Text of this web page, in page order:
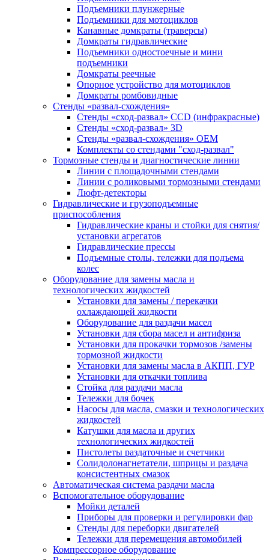
Подъемники плунжерные
Подъемники для мотоциклов
Канавные домкраты (траверсы)
Домкраты гидравлические
Подъемники одностоечные и мини
подъемники
Домкраты реечные
Опорное устройство для мотоциклов
Домкраты ромбовидные
Стенды «развал-схождения»
Стенды «сход-развал» CCD (инфракрасные)
Стенды «сход-развал» 3D
Стенды «развал-схождения» ОЕМ
Комплекты со стендами "сход-развал"
Тормозные стенды и диагностические линии
Линии с площадочными стендами
Линии с роликовыми тормозными стендами
Люфт-детекторы
Гидравлические и грузоподъемные
приспособления
Гидравлические краны и стойки для снятия/
установки агрегатов
Гидравлические прессы
Подъемные столы, тележки для подъема
колес
Оборудование для замены масла и
технологических жидкостей
Установки для замены / перекачки
охлаждающей жидкости
Оборудование для раздачи масел
Установки для сбора масел и антифриза
Установки для прокачки тормозов /замены
тормозной жидкости
Установки для замены масла в АКПП, ГУР
Установки для откачки топлива
Стойка для раздачи масла
Тележки для бочек
Насосы для масла, смазки и технологических
жидкостей
Катушки для масла и других
технологических жидкостей
Пистолеты раздаточные и счетчики
Солидолонагнетатели, шприцы и раздача
консистентных смазок
Автоматическая система раздачи масла
Вспомогательное оборудование
Мойки деталей
Приборы для проверки и регулировки фар
Стенды для переборки двигателей
Тележки для перемещения автомобилей
Компрессорное оборудование